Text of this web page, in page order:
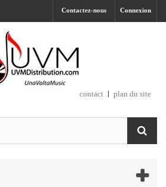
Connexion
Contactez-nous
contact plan du site